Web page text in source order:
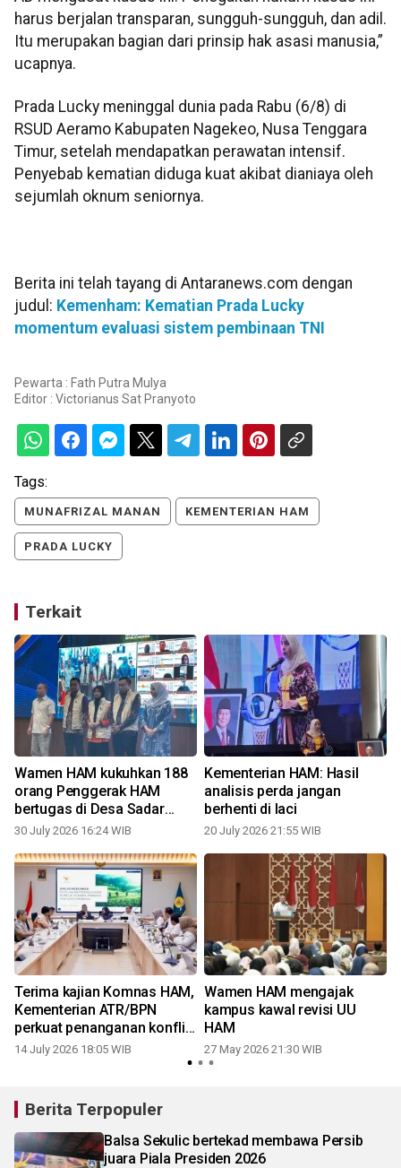
harus berjalan transparan, sungguh-sungguh, dan adil.
Itu merupakan bagian dari prinsip hak asasi manusia,”
ucapnya.
Prada Lucky meninggal dunia pada Rabu (6/8) di
RSUD Aeramo Kabupaten Nagekeo, Nusa Tenggara
Timur, setelah mendapatkan perawatan intensif.
Penyebab kematian diduga kuat akibat dianiaya oleh
sejumlah oknum seniornya.
Berita ini telah tayang di Antaranews.com dengan
judul: Kemenham: Kematian Prada Lucky
momentum evaluasi sistem pembinaan TNI
Pewarta : Fath Putra Mulya
Editor : Victorianus Sat Pranyoto
Tags:
MUNAFRIZAL MANAN KEMENTERIAN HAM
PRADA LUCKY
Terkait
Wamen HAM kukuhkan 188
orang Penggerak HAM
bertugas di Desa Sadar
HAM
30 July 2026 16:24 WIB
Kementerian HAM: Hasil
analisis perda jangan
berhenti di laci
20 July 2026 21:55 WIB
Terima kajian Komnas HAM,
Kementerian ATR/BPN
perkuat penanganan konflik
agraria berbasis HAM
14 July 2026 18:05 WIB
Wamen HAM mengajak
kampus kawal revisi UU
HAM
27 May 2026 21:30 WIB
Berita Terpopuler
Balsa Sekulic bertekad membawa Persib
juara Piala Presiden 2026